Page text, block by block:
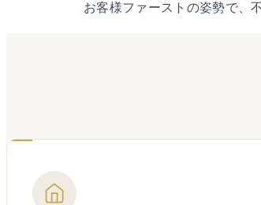
お客様ファーストの姿勢で、